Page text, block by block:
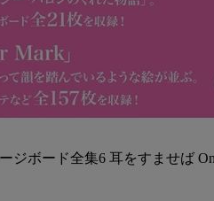
ボード全集6 耳をすませば On